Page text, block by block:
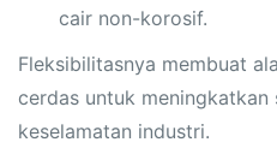
cair non-korosif.
Fleksibilitasnya membuat
cerdas untuk meningkatkan
keselamatan industri.